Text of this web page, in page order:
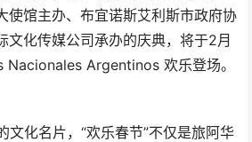
使馆主办、布宜诺斯艾利斯市政府协
文化传媒公司承办的庆典，将于2月
Nacionales Argentinos 欢乐登场。
文化名片，“欢乐春节”不仅是旅阿华